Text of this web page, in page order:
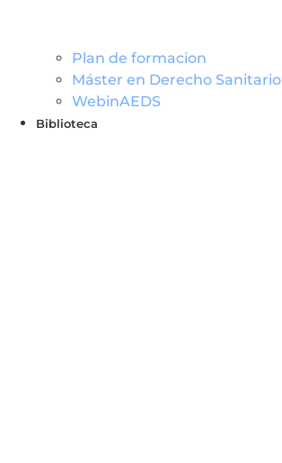
Plan de formacion
Máster en Derecho Sanitario
WebinAEDS
Biblioteca